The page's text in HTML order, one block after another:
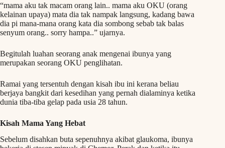
“mama aku tak macam orang lain.. mama aku OKU (orang
kelainan upaya) mata dia tak nampak langsung, kadang bawa
dia pi mana-mana orang kata dia sombong sebab tak balas
senyum orang.. sorry hampa..” ujarnya.
Begitulah luahan seorang anak mengenai ibunya yang
merupakan seorang OKU penglihatan.
Ramai yang tersentuh dengan kisah ibu ini kerana beliau
berjaya bangkit dari kesedihan yang pernah dialaminya ketika
dunia tiba-tiba gelap pada usia 28 tahun.
Kisah Mama Yang Hebat
Sebelum disahkan buta sepenuhnya akibat glaukoma, ibunya